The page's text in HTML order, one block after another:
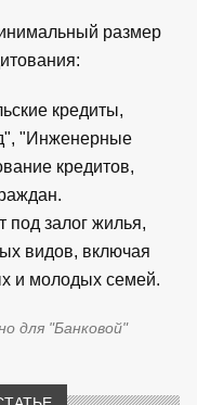
размер
кредиты,
"Инженерные
кредитов,
под залог жилья,
видов, включая
и молодых семей.
для "Банковой"